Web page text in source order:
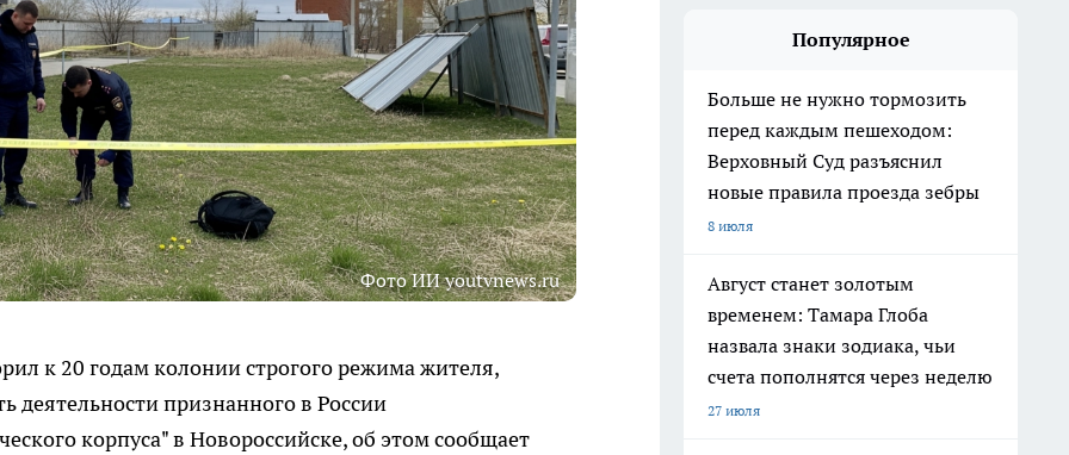
Фото ИИ youtvnews.ru
к 20 годам колонии строгого режима жителя,
деятельности признанного в России
корпуса" в Новороссийске, об этом сообщает
Популярное
Больше не нужно тормозить
перед каждым пешеходом:
Верховный Суд разъяснил
новые правила проезда зебры
8 июля
Август станет золотым
временем: Тамара Глоба
назвала знаки зодиака, чьи
счета пополнятся через неделю
27 июля